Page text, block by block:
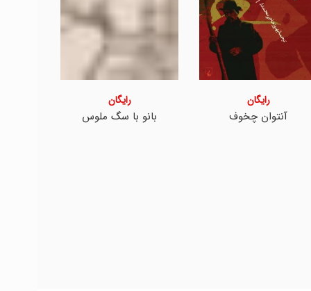
آنتوان چخوف
رایگان
بانو با سگ ملوس
رایگان